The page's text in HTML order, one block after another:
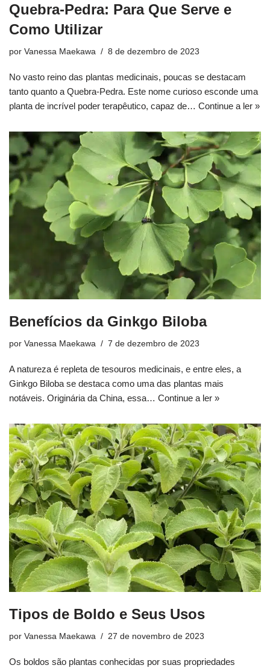
Quebra-Pedra: Para Que Serve e
Como Utilizar
por Vanessa Maekawa 8 de dezembro de 2023
No vasto reino das plantas medicinais, poucas se destacam
tanto quanto a Quebra-Pedra. Este nome curioso esconde uma
planta de incrível poder terapêutico, capaz de… Continue a ler »
Benefícios da Ginkgo Biloba
por Vanessa Maekawa 7 de dezembro de 2023
A natureza é repleta de tesouros medicinais, e entre eles, a
Ginkgo Biloba se destaca como uma das plantas mais
notáveis. Originária da China, essa… Continue a ler »
Tipos de Boldo e Seus Usos
por Vanessa Maekawa 27 de novembro de 2023
Os boldos são plantas conhecidas por suas propriedades